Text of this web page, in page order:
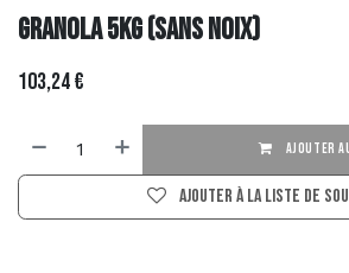
Granola 5KG (SANS NOIX)
103,24€
AJOUTER
Ajouter à la liste de